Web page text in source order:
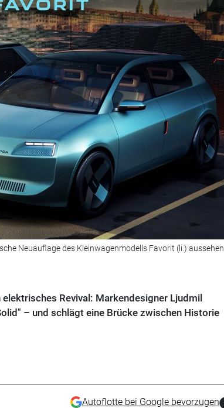
Neuauflage des Kleinwagenmodells Favorit (li.) aussehen
Revival: Markendesigner Ljudmil
– und schlägt eine Brücke zwischen Historie
Autoflotte bei Google bevorzugen